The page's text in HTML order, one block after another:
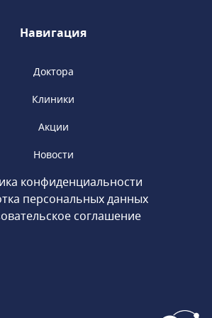
успешной работы
взглядом на медицину.
Навигация
Доктора
Клиники
Акции
Новости
конфиденциальности
персональных данных
соглашение